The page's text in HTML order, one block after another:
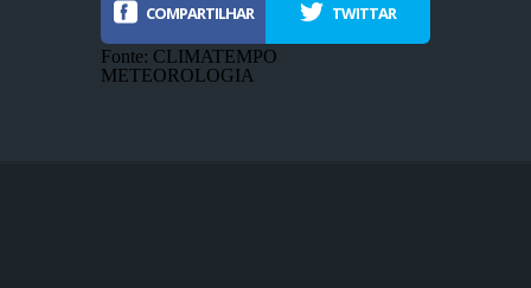
COMPARTILHAR TWITTAR
Fonte: CLIMATEMPO
METEOROLOGIA